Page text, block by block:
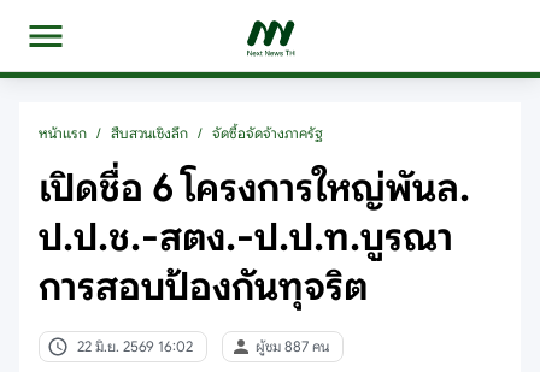
หน้าแรก / สืบสวนเชิงลึก / จัดซื้อจัดจ้างภาครัฐ
เปิดชื่อ 6 โครงการใหญ่พันล.
ป.ป.ช.-สตง.-ป.ป.ท.บูรณา
การสอบป้องกันทุจริต
22 มิ.ย. 2569 16:02 ผู้ชม 887 คน